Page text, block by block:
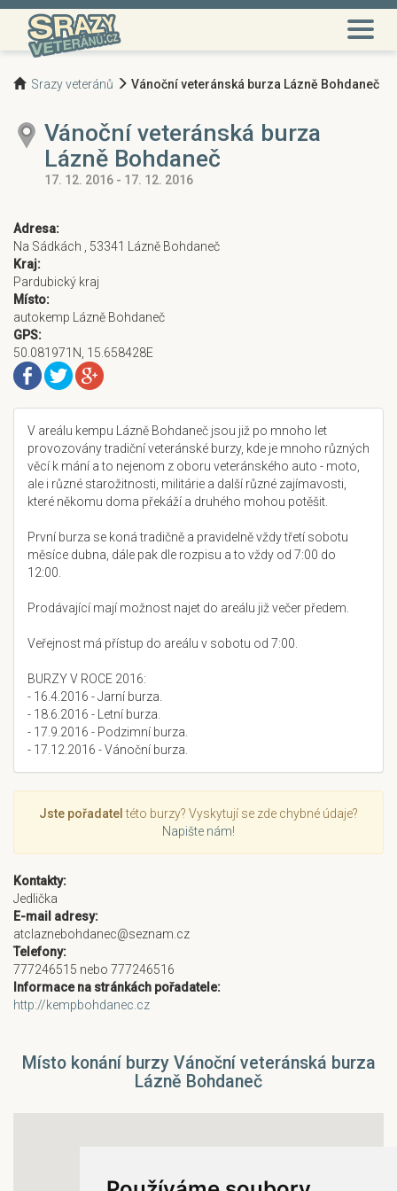
Srazy veteránů Vánoční veteránská burza Lázně Bohdaneč
Vánoční veteránská burza
Lázně Bohdaneč
17. 12. 2016 - 17. 12. 2016
Adresa:
Na Sádkách , 53341 Lázně Bohdaneč
Kraj:
Pardubický kraj
Místo:
autokemp Lázně Bohdaneč
GPS:
50.081971N, 15.658428E
V areálu kempu Lázně Bohdaneč jsou již po mnoho let
provozovány tradiční veteránské burzy, kde je mnoho různých
věcí k mání a to nejenom z oboru veteránského auto - moto,
ale i různé starožitnosti, militárie a další různé zajímavosti,
které někomu doma překáží a druhého mohou potěšit.
První burza se koná tradičně a pravidelně vždy třetí sobotu
měsíce dubna, dále pak dle rozpisu a to vždy od 7:00 do
12:00.
Prodávající mají možnost najet do areálu již večer předem.
Veřejnost má přístup do areálu v sobotu od 7:00.
BURZY V ROCE 2016:
- 16.4.2016 - Jarní burza.
- 18.6.2016 - Letní burza.
- 17.9.2016 - Podzimní burza.
- 17.12.2016 - Vánoční burza.
Jste pořadatel této burzy? Vyskytují se zde chybné údaje?
Napište nám!
Kontakty:
Jedlička
E-mail adresy:
atclaznebohdanec@seznam.cz
Telefony:
777246515 nebo 777246516
Informace na stránkách pořadatele:
http://kempbohdanec.cz
Místo konání burzy Vánoční veteránská burza
Lázně Bohdaneč